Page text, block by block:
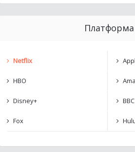
Платформа
Netflix
HBO
Disney+ BBC
Fox